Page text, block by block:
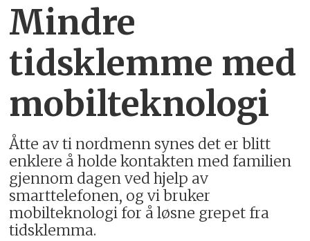
Mindre
tidsklemme med
mobilteknologi
Åtte av ti nordmenn synes det er blitt
enklere å holde kontakten med familien
gjennom dagen ved hjelp av
smarttelefonen, og vi bruker
mobilteknologi for å løsne grepet fra
tidsklemma.